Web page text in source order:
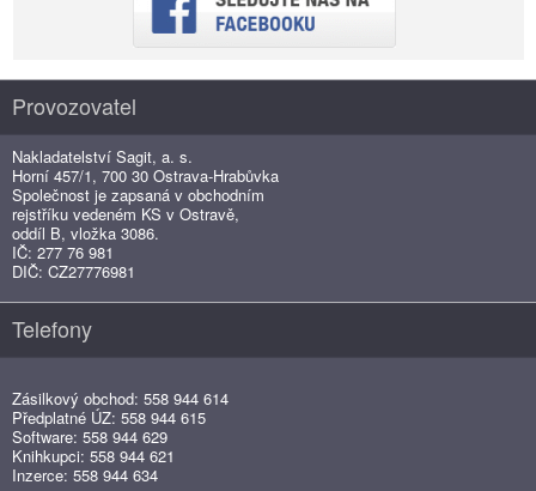
Provozovatel
Nakladatelství Sagit, a. s.
Horní 457/1, 700 30 Ostrava-Hrabůvka
Společnost je zapsaná v obchodním
rejstříku vedeném KS v Ostravě,
oddíl B, vložka 3086.
IČ: 277 76 981
DIČ: CZ27776981
Telefony
Zásilkový obchod: 558 944 614
Předplatné ÚZ: 558 944 615
Software: 558 944 629
Knihkupci: 558 944 621
Inzerce: 558 944 634